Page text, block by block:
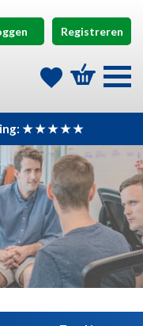
Registreren
★ ★ ★ ★ ★